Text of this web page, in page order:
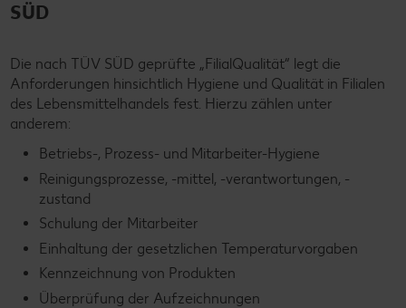
SÜD
Die nach TÜV SÜD geprüfte „FilialQualität“ legt die
Anforderungen hinsichtlich Hygiene und Qualität in Filialen
des Lebensmittelhandels fest. Hierzu zählen unter
anderem:
Betriebs-, Prozess- und Mitarbeiter-Hygiene
Reinigungsprozesse, -mittel, -verantwortungen, -
zustand
Schulung der Mitarbeiter
Einhaltung der gesetzlichen Temperaturvorgaben
Kennzeichnung von Produkten
Überprüfung der Aufzeichnungen